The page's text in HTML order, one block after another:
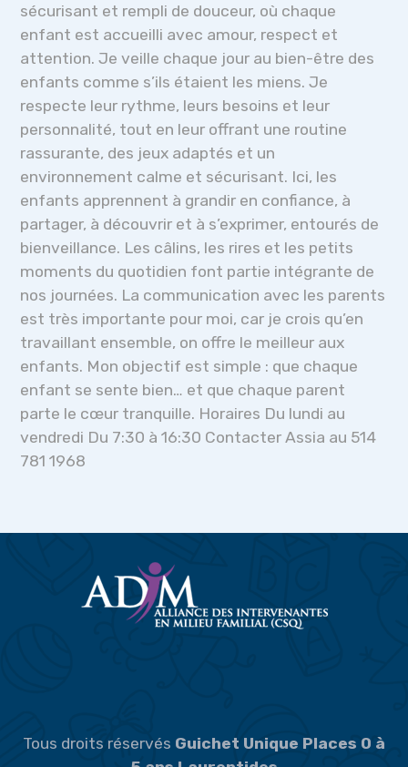
sécurisant et rempli de douceur, où chaque
enfant est accueilli avec amour, respect et
attention. Je veille chaque jour au bien-être des
enfants comme s’ils étaient les miens. Je
respecte leur rythme, leurs besoins et leur
personnalité, tout en leur offrant une routine
rassurante, des jeux adaptés et un
environnement calme et sécurisant. Ici, les
enfants apprennent à grandir en confiance, à
partager, à découvrir et à s’exprimer, entourés de
bienveillance. Les câlins, les rires et les petits
moments du quotidien font partie intégrante de
nos journées. La communication avec les parents
est très importante pour moi, car je crois qu’en
travaillant ensemble, on offre le meilleur aux
enfants. Mon objectif est simple : que chaque
enfant se sente bien… et que chaque parent
parte le cœur tranquille. Horaires Du lundi au
vendredi Du 7:30 à 16:30 Contacter Assia au 514
781 1968
Tous droits réservés Guichet Unique Places 0 à